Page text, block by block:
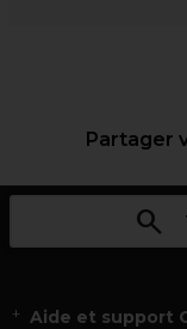
Partager
Aide et support